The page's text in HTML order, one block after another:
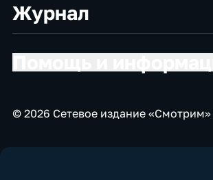
Журнал
© 2026 Сетевое издание «Смотрим»